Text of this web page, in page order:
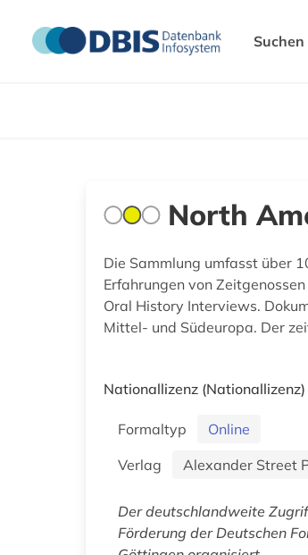
Suchen
North
Die Sammlung umfasst über
Erfahrungen von
Oral History Interviews.
Mittel- und Südeuropa. Der
Nationallizenz (Nationallizenz)
Formaltyp
Online
Verlag
Alexander Street
Der deutschlandweite
Förderung der Deutschen